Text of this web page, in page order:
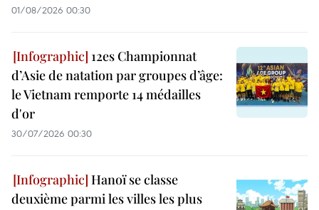
01/08/2026 00:30
12es Championnat
d’Asie de natation par groupes d’âge:
le Vietnam remporte 14 médailles
d'or
30/07/2026 00:30
Hanoï se classe
deuxième parmi les villes les plus